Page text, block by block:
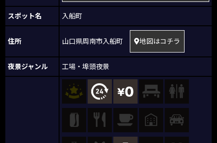
スポット名 入船町
住所 山口県周南市入船町 地図はコチラ
夜景ジャンル 工場・埠頭夜景